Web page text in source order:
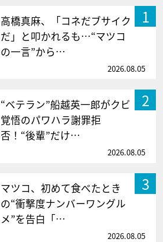
1
高橋真麻、「コネだブサイク
だ」と叩かれるも…“マツコ
の一言”から…
2026.08.05
2
“ベテラン”船越英一郎がクビ
覚悟のパワハラ謝罪拒
否！“後輩”だけ…
2026.08.05
3
マツコ、初めて食べたとき
の“衝撃度ナンバーワングル
メ”を告白「…
2026.08.05